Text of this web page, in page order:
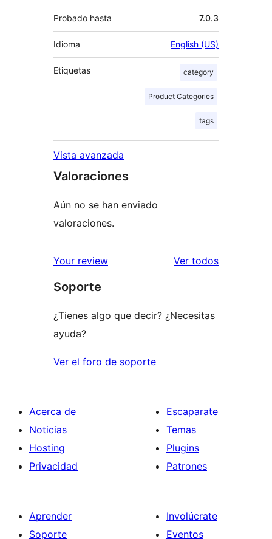
Probado hasta 7.0.3
Idioma English (US)
Etiquetas category
Product Categories
tags
Vista avanzada
Valoraciones
Aún no se han enviado
valoraciones.
Your review Ver todoslos
Soporte
¿Tienes algo que decir? ¿Necesitas
ayuda?
Ver el foro de soporte
Acerca de
Noticias
Hosting
Privacidad
Escaparate
Temas
Plugins
Patrones
Aprender
Soporte
Involúcrate
Eventos